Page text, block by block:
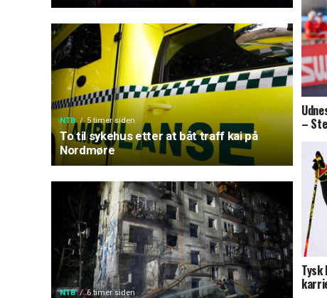
NTB 5 timer siden
To til sykehus etter at båt traff kai på
Nordmøre
NTB 6 timer siden
–